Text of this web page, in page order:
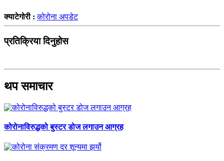
क्याटेगोरी :कोरोना अपडेट
प्रतिक्रिया दिनुहोस
थप समाचार
कोरोनाविरुद्धको बुस्टर डोज लगाउन आग्रह